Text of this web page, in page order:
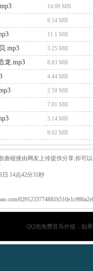
14.69 MB
9.54 MB
11.1 MB
.mp3
3.25 MB
龙.mp3
8.83 MB
4.44 MB
2.59 MB
7.81 MB
3.14 MB
8.02 MB
曲链接由网友上传提供分享,你可
日 14点42分31秒
QQ泡免费音乐外链，如